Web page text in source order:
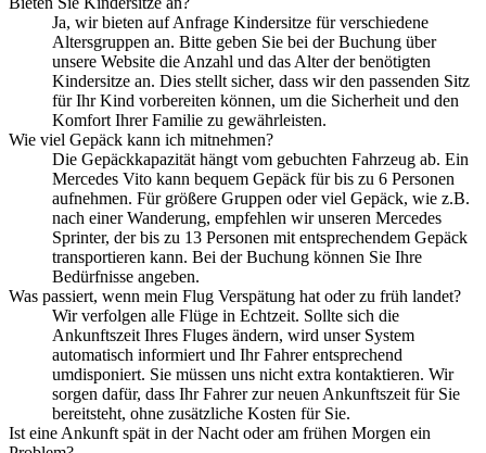
Ja, wir bieten auf Anfrage Kindersitze für verschiedene
Altersgruppen an. Bitte geben Sie bei der Buchung über
unsere Website die Anzahl und das Alter der benötigten
Kindersitze an. Dies stellt sicher, dass wir den passenden Sitz
für Ihr Kind vorbereiten können, um die Sicherheit und den
Komfort Ihrer Familie zu gewährleisten.
Wie viel Gepäck kann ich mitnehmen?
Die Gepäckkapazität hängt vom gebuchten Fahrzeug ab. Ein
Mercedes Vito kann bequem Gepäck für bis zu 6 Personen
aufnehmen. Für größere Gruppen oder viel Gepäck, wie z.B.
nach einer Wanderung, empfehlen wir unseren Mercedes
Sprinter, der bis zu 13 Personen mit entsprechendem Gepäck
transportieren kann. Bei der Buchung können Sie Ihre
Bedürfnisse angeben.
Was passiert, wenn mein Flug Verspätung hat oder zu früh landet?
Wir verfolgen alle Flüge in Echtzeit. Sollte sich die
Ankunftszeit Ihres Fluges ändern, wird unser System
automatisch informiert und Ihr Fahrer entsprechend
umdisponiert. Sie müssen uns nicht extra kontaktieren. Wir
sorgen dafür, dass Ihr Fahrer zur neuen Ankunftszeit für Sie
bereitsteht, ohne zusätzliche Kosten für Sie.
Ist eine Ankunft spät in der Nacht oder am frühen Morgen ein